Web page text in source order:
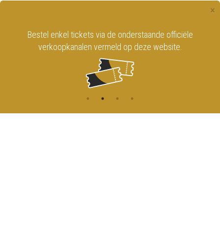
×
Bestel enkel tickets via de onderstaande officiële
verkoopkanalen vermeld op deze website.